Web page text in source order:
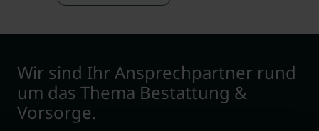
Wir sind Ihr Ansprechpartner rund
um das Thema Bestattung &
Vorsorge.